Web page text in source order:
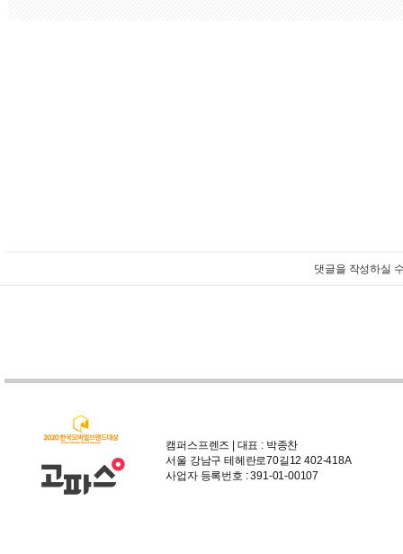
댓글을 작성하실
캠퍼스프렌즈 | 대표 : 박종찬
서울 강남구 테헤란로70길12 402-418A
사업자 등록번호 : 391-01-00107